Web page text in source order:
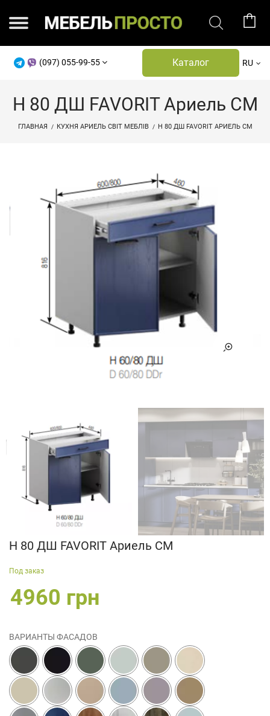
(097) 055-99-55 Каталог RU
Н 80 ДШ FAVORIT Ариель СМ
ГЛАВНАЯ КУХНЯ АРИЕЛЬ СВІТ МЕБЛІВ Н 80 ДШ FAVORIT АРИЕЛЬ СМ
Н 80 ДШ FAVORIT Ариель СМ
Под заказ
4960 грн
ВАРИАНТЫ ФАСАДОВ